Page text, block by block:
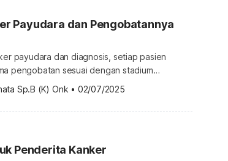
Payudara dan Pengobatannya
payudara dan diagnosis, setiap pasien
pengobatan sesuai dengan stadium
bisa langsung menjalani operasi, tetapi
Apa yang membedakan
4? Simak jawabannya berikut ini.
Sp.B (K) Onk • 02/07/2025
Penderita Kanker